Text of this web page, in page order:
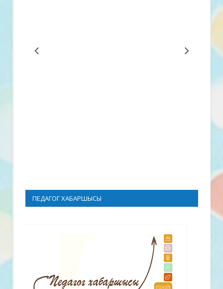
ПЕДАГОГ ХАБАРШЫСЫ